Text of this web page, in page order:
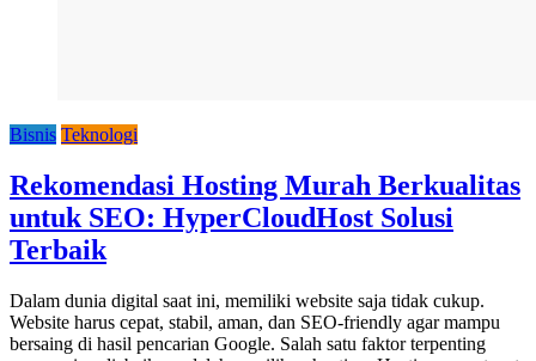
Bisnis Teknologi
Rekomendasi Hosting Murah Berkualitas
untuk SEO: HyperCloudHost Solusi
Terbaik
Dalam dunia digital saat ini, memiliki website saja tidak cukup.
Website harus cepat, stabil, aman, dan SEO-friendly agar mampu
bersaing di hasil pencarian Google. Salah satu faktor terpenting